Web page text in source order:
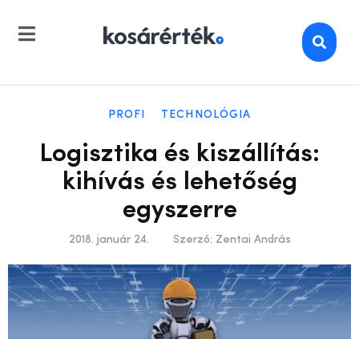
PROFI TECHNOLÓGIA
Logisztika és kiszállítás:
kihívás és lehetőség
egyszerre
2018. január 24. Szerző: Zentai András